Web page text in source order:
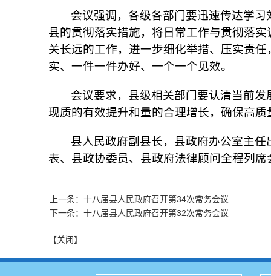
会议强调，各级各部门要迅速传达学
县的贯彻落实措施，将日常工作与贯彻落
关长远的工作，进一步细化举措、压实责
实、一件一件办好、一个一个见效。
会议要求，县级相关部门要认清当前
现质的有效提升和量的合理增长，确保高
县人民政府副县长，县政府办公室主
表、县政协委员、县政府法律顾问全程列
上一条：十八届县人民政府召开第34次常务会议
下一条：十八届县人民政府召开第32次常务会议
【关闭】